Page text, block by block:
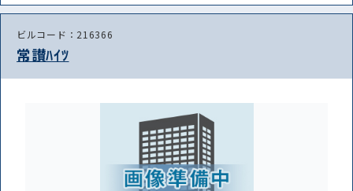
ビルコード：216366
常讃ﾊｲﾂ